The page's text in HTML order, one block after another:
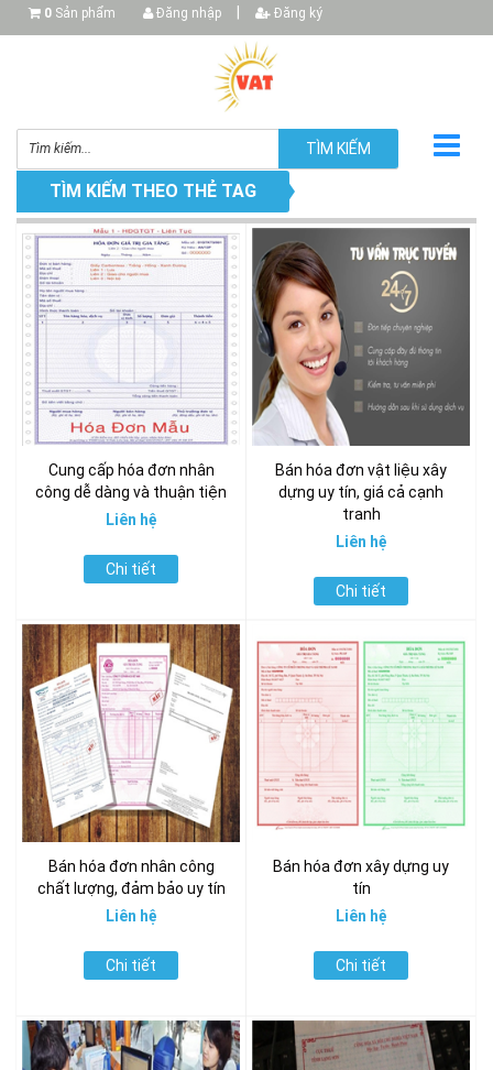
0 Sản phẩm Đăng nhập Đăng ký
TÌM KIẾM
▼
TÌM KIẾM THEO THẺ TAG
Cung cấp hóa đơn nhân
công dễ dàng và thuận tiện
Liên hệ
Chi tiết
Bán hóa đơn vật liệu xây
dựng uy tín, giá cả cạnh
tranh
Liên hệ
Chi tiết
Bán hóa đơn nhân công
chất lượng, đảm bảo uy tín
Liên hệ
Chi tiết
Bán hóa đơn xây dựng uy
tín
Liên hệ
Chi tiết